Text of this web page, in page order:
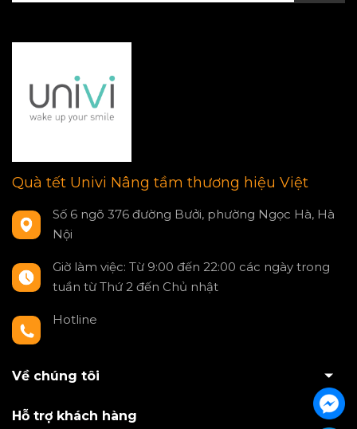
Quà tết Univi Nâng tầm thương hiệu Việt
Số 6 ngõ 376 đường Bưởi, phường Ngọc Hà, Hà
Nội
Giờ làm việc: Từ 9:00 đến 22:00 các ngày trong
tuần từ Thứ 2 đến Chủ nhật
Hotline
Về chúng tôi
Hỗ trợ khách hàng